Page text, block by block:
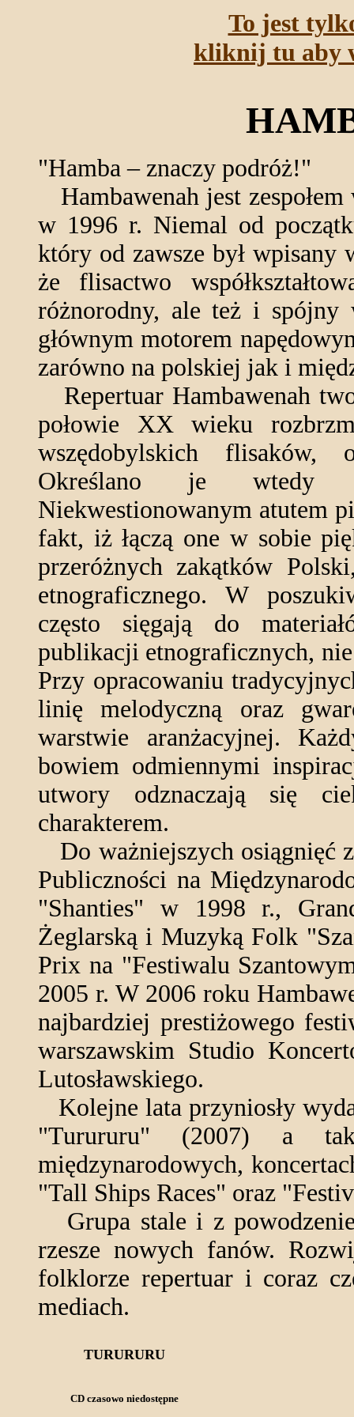
To jest
kliknij tu aby
"Hamba – znaczy podróż!"
Hambawenah jest
w 1996 r. Niemal od
który od zawsze był wpisany
że flisactwo
różnorodny, ale też i spójny
głównym motorem
zarówno na polskiej jak i
Repertuar Hambawenah
połowie XX wieku
wszędobylskich flisaków,
Określano je wtedy
Niekwestionowanym atutem
fakt, iż łączą one w sobie
przeróżnych zakątków
etnograficznego. W
często sięgają do
publikacji etnograficznych,
Przy opracowaniu
linię melodyczną oraz
warstwie aranżacyjnej.
bowiem odmiennymi
utwory odznaczają się
charakterem.
Do ważniejszych osiągnięć
Publiczności na
"Shanties" w 1998 r.,
Żeglarską i Muzyką Folk
Prix na "Festiwalu
2005 r. W 2006 roku
najbardziej prestiżowego
warszawskim Studio
Lutosławskiego.
Kolejne lata przyniosły
"Turururu" (2007) a
międzynarodowych,
"Tall Ships Races" oraz
Grupa stale i z
rzesze nowych fanów.
folklorze repertuar i coraz
mediach.
TURURURU
CD czasowo niedostępne